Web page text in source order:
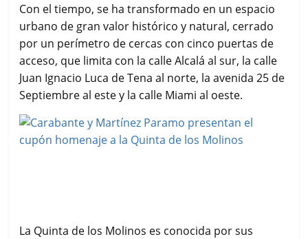
Con el tiempo, se ha transformado en un espacio
urbano de gran valor histórico y natural, cerrado
por un perímetro de cercas con cinco puertas de
acceso, que limita con la calle Alcalá al sur, la calle
Juan Ignacio Luca de Tena al norte, la avenida 25 de
Septiembre al este y la calle Miami al oeste.
La Quinta de los Molinos es conocida por sus